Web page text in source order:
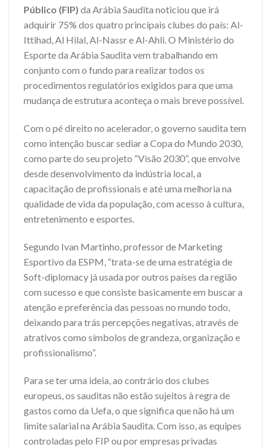
Público (FIP) da Arábia Saudita noticiou que irá
adquirir 75% dos quatro principais clubes do país: Al-
Ittihad, Al Hilal, Al-Nassr e Al-Ahli. O Ministério do
Esporte da Arábia Saudita vem trabalhando em
conjunto com o fundo para realizar todos os
procedimentos regulatórios exigidos para que uma
mudança de estrutura aconteça o mais breve possível.
Com o pé direito no acelerador, o governo saudita tem
como intenção buscar sediar a Copa do Mundo 2030,
como parte do seu projeto “Visão 2030”, que envolve
desde desenvolvimento da indústria local, a
capacitação de profissionais e até uma melhoria na
qualidade de vida da população, com acesso à cultura,
entretenimento e esportes.
Segundo Ivan Martinho, professor de Marketing
Esportivo da ESPM, “trata-se de uma estratégia de
Soft-diplomacy já usada por outros países da região
com sucesso e que consiste basicamente em buscar a
atenção e preferência das pessoas no mundo todo,
deixando para trás percepções negativas, através de
atrativos como símbolos de grandeza, organização e
profissionalismo”.
Para se ter uma ideia, ao contrário dos clubes
europeus, os sauditas não estão sujeitos à regra de
gastos como da Uefa, o que significa que não há um
limite salarial na Arábia Saudita. Com isso, as equipes
controladas pelo FIP ou por empresas privadas